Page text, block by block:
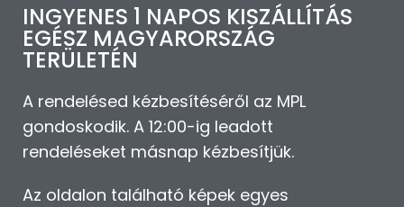
INGYENES 1 NAPOS KISZÁLLÍTÁS
EGÉSZ MAGYARORSZÁG
TERÜLETÉN
A rendelésed kézbesítéséről az MPL
gondoskodik. A 12:00-ig leadott
rendeléseket másnap kézbesítjük.
Az oldalon található képek egyes